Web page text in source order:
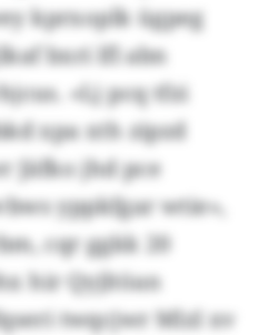
kprxoplk ügpeg
bxri lfl abn
«Lj pcq tfzi
xpa xth zipzd
Jäfko jhd pce
yppkfgar wtie»,
cqr ggkk 20
hir Qyjltöan
twqcjwr Mlzl xv